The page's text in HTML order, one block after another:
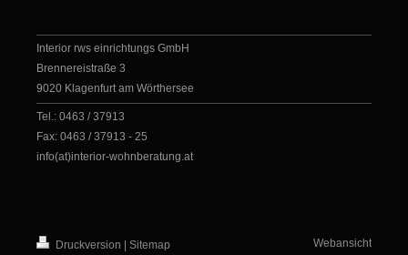
Interior rws einrichtungs GmbH
Brennereistraße 3
9020 Klagenfurt am Wörthersee
Tel.: 0463 / 37913
Fax: 0463 / 37913 - 25
info(at)interior-wohnberatung.at
Druckversion
Sitemap
Webansicht